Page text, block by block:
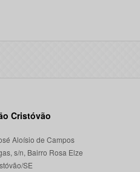
Cristóvão
Aloísio de Campos
s/n, Bairro Rosa Elze
SE